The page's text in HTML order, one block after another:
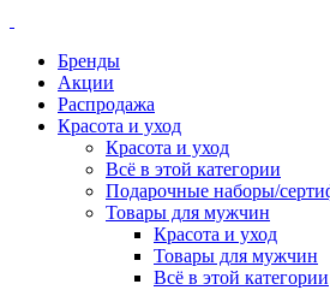
Бренды
Акции
Распродажа
Красота и уход
Красота и уход
Всё в этой категории
Подарочные наборы/
Товары для мужчин
Красота и уход
Товары для мужчин
Всё в этой категории